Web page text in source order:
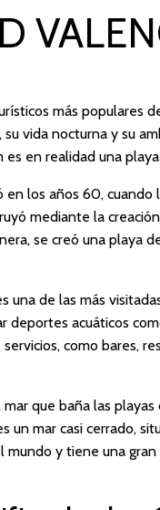
más populares
vida nocturna y su
en realidad una
los años 60,
mediante la
se creó una playa
de las más
deportes acuáticos
como bares,
que baña las
un mar casi cerrado,
mundo y tiene una